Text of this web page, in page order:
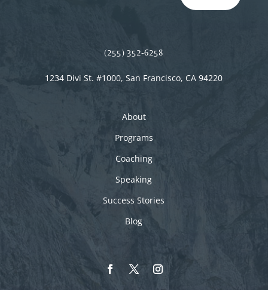
(255) 352-6258
1234 Divi St. #1000, San Francisco, CA 94220
About
Programs
Coaching
Speaking
Success Stories
Blog